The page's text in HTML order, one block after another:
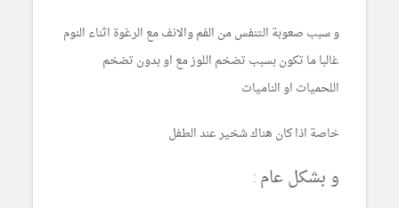
و سبب صعوبة التنفس من الفم والانف مع الرغوة اثناء النوم
غالبا ما تكون بسبب تضخم اللوز مع او بدون تضخم
اللحميات او الناميات
خاصة اذا كان هناك شخير عند الطفل
و بشكل عام :